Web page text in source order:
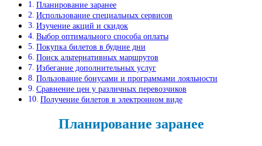
Планирование заранее
Использование специальных сервисов
Изучение акций и скидок
Выбор оптимального способа оплаты
Покупка билетов в будние дни
Поиск альтернативных маршрутов
Избегание дополнительных услуг
Пользование бонусами и программами лояльности
Сравнение цен у различных перевозчиков
Получение билетов в электронном виде
Планирование заранее